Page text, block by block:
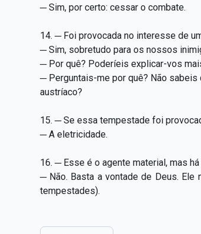
─ Sim, por certo: cessar o combate.
14. ─ Foi provocada no interesse de
─ Sim, sobretudo para os nossos
─ Por quê? Poderíeis explicar-vos
─ Perguntais-me por quê? Não
austríaco?
15. ─ Se essa tempestade foi
─ A eletricidade.
16. ─ Esse é o agente material, mas
─ Não. Basta a vontade de Deus.
tempestades).